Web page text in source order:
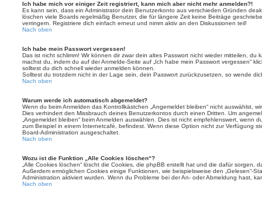
Ich habe mich vor einiger Zeit registriert, kann mich aber nicht mehr anmelden?!
Es kann sein, dass ein Administrator dein Benutzerkonto aus verschieden Gründen
löschen viele Boards regelmäßig Benutzer, die für längere Zeit keine Beiträge
verringern. Registriere dich einfach erneut und nimm aktiv an den Diskussionen teil!
Nach oben
Ich habe mein Passwort vergessen!
Das ist nicht schlimm! Wir können dir zwar dein altes Passwort nicht wieder mitteilen, du
machst du, indem du auf der Anmelde-Seite auf „Ich habe mein Passwort vergessen“
solltest du dich schnell wieder anmelden können.
Solltest du trotzdem nicht in der Lage sein, dein Passwort zurückzusetzen, so wende
Nach oben
Warum werde ich automatisch abgemeldet?
Wenn du beim Anmelden das Kontrollkästchen „Angemeldet bleiben“ nicht auswählst,
Dies verhindert den Missbrauch deines Benutzerkontos durch einen Dritten. Um
„Angemeldet bleiben“ beim Anmelden auswählen. Dies ist nicht empfehlenswert, wenn
zum Beispiel in einem Internetcafé, befindest. Wenn diese Option nicht zur Verfügung
Board-Administration ausgeschaltet.
Nach oben
Wozu ist die Funktion „Alle Cookies löschen“?
„Alle Cookies löschen“ löscht die Cookies, die phpBB erstellt hat und die dafür sorgen,
Außerdem ermöglichen Cookies einige Funktionen, wie beispielsweise den „Gelesen“-
Administration aktiviert wurden. Wenn du Probleme bei der An- oder Abmeldung hast,
Nach oben